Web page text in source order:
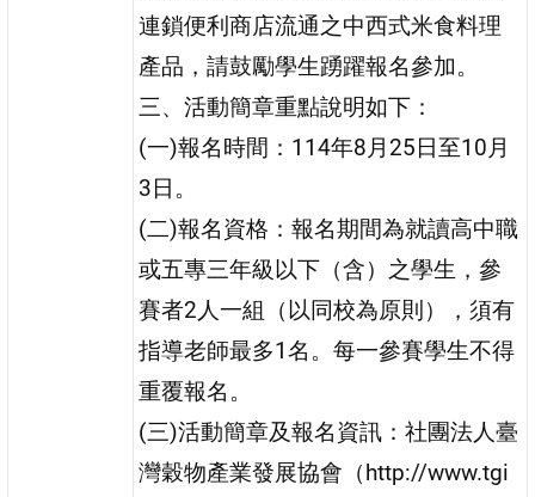
連鎖便利商店流通之中西式米食料理
產品，請鼓勵學生踴躍報名參加。
三、活動簡章重點說明如下：
(一)報名時間：114年8月25日至10月
3日。
(二)報名資格：報名期間為就讀高中職
或五專三年級以下（含）之學生，參
賽者2人一組（以同校為原則），須有
指導老師最多1名。每一參賽學生不得
重覆報名。
(三)活動簡章及報名資訊：社團法人臺
灣穀物產業發展協會（http://www.tgi